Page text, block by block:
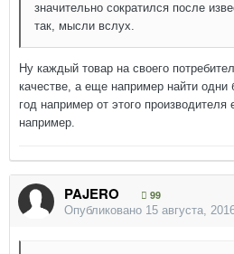
значительно сократился после
так, мысли вслух.
Ну каждый товар на своего
качестве, а еще например найти одни
год например от этого производителя
например.
PAJERO
99
Опубликовано 15 августа,